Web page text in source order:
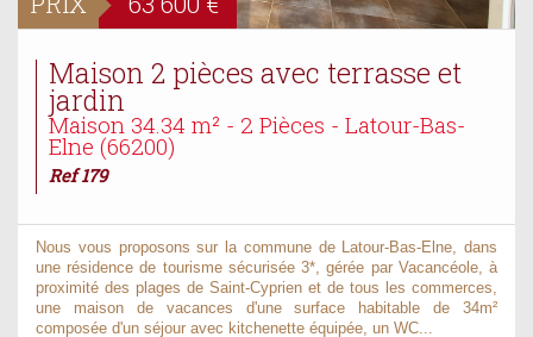
Maison 2 pièces avec terrasse et
jardin
Maison 34.34 m² - 2 Pièces - Latour-Bas-
Elne (66200)
Ref 179
Nous vous proposons sur la commune de Latour-Bas-Elne, dans
une résidence de tourisme sécurisée 3*, gérée par Vacancéole, à
proximité des plages de Saint-Cyprien et de tous les commerces,
une maison de vacances d'une surface habitable de 34m²
composée d'un séjour avec kitchenette équipée, un WC...